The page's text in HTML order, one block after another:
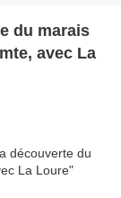
du marais
avec La